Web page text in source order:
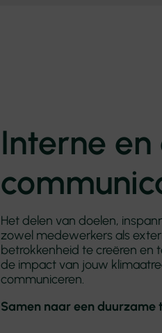
Interne
Het delen van doelen,
zowel medewerkers als
betrokkenheid te creëren en
de impact van jouw
communiceren.
Samen naar een duurzame